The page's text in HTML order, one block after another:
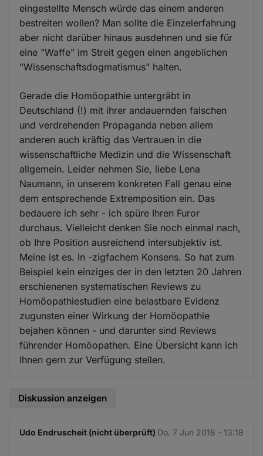
eingestellte Mensch würde das einem anderen
bestreiten wollen? Man sollte die Einzelerfahrung
aber nicht darüber hinaus ausdehnen und sie für
eine "Waffe" im Streit gegen einen angeblichen
"Wissenschaftsdogmatismus" halten.
Gerade die Homöopathie untergräbt in
Deutschland (!) mit ihrer andauernden falschen
und verdrehenden Propaganda neben allem
anderen auch kräftig das Vertrauen in die
wissenschaftliche Medizin und die Wissenschaft
allgemein. Leider nehmen Sie, liebe Lena
Naumann, in unserem konkreten Fall genau eine
dem entsprechende Extremposition ein. Das
bedauere ich sehr - ich spüre Ihren Furor
durchaus. Vielleicht denken Sie noch einmal nach,
ob Ihre Position ausreichend intersubjektiv ist.
Meine ist es. In -zigfachem Konsens. So hat zum
Beispiel kein einziges der in den letzten 20 Jahren
erschienenen systematischen Reviews zu
Homöopathiestudien eine belastbare Evidenz
zugunsten einer Wirkung der Homöopathie
bejahen können - und darunter sind Reviews
führender Homöopathen. Eine Übersicht kann ich
Ihnen gern zur Verfügung stellen.
Diskussion anzeigen
Udo Endruscheit (nicht überprüft) Do. 7 Jun 2018 - 13:18